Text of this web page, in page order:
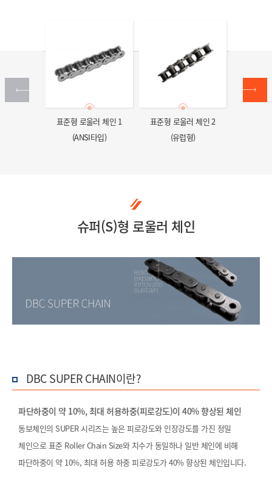
표준형 로울러 체인 1
(ANSI타입)
표준형 로울러 체인 2
(유럽형)
슈퍼(S)형 로울러 체인
DBC SUPER CHAIN이란?
파단하중이 약 10%, 최대 허용하중(피로강도)이 40% 향상된 체인
동보체인의 SUPER 시리즈는 높은 피로강도와 인장강도를 가진 정밀
체인으로 표준 Roller Chain Size와 치수가 동일하나 일반 체인에 비해
파단하중이 약 10%, 최대 허용 하중 피로강도가 40% 향상된 체인입니다.